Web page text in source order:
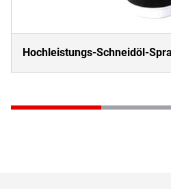
Hochleistungs-Schneidöl-